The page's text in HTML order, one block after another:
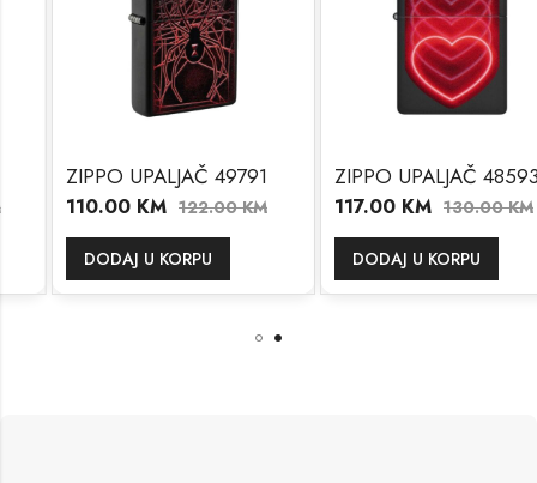
ZIPPO UPALJAČ 49791
110.00KM 122.00KM
DODAJ U KORPU
ZIPPO UPALJAČ 48593
117.00KM 130.00KM
DODAJ U KORPU